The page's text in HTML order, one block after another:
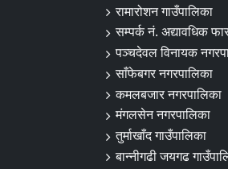
रामारोशन गाउँपालिका
सम्पर्क नं. अद्यावधिक
पञ्चदेवल विनायक
साँफेबगर नगरपालिका
कमलबजार नगरपालिका
मंगलसेन नगरपालिका
तुर्माखाँद गाउँपालिका
बान्नीगढी जयगढ